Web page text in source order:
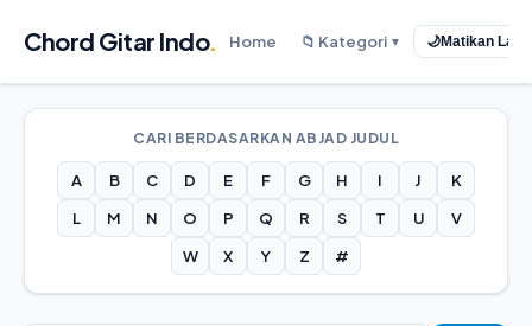
Chord Gitar Indo. Home 📁 Kategori ▼ 🌙Matikan
CARI BERDASARKAN ABJAD JUDUL
A B C D E F G H I J
K
L
M N O P Q R S T U
V
W
X Y Z #